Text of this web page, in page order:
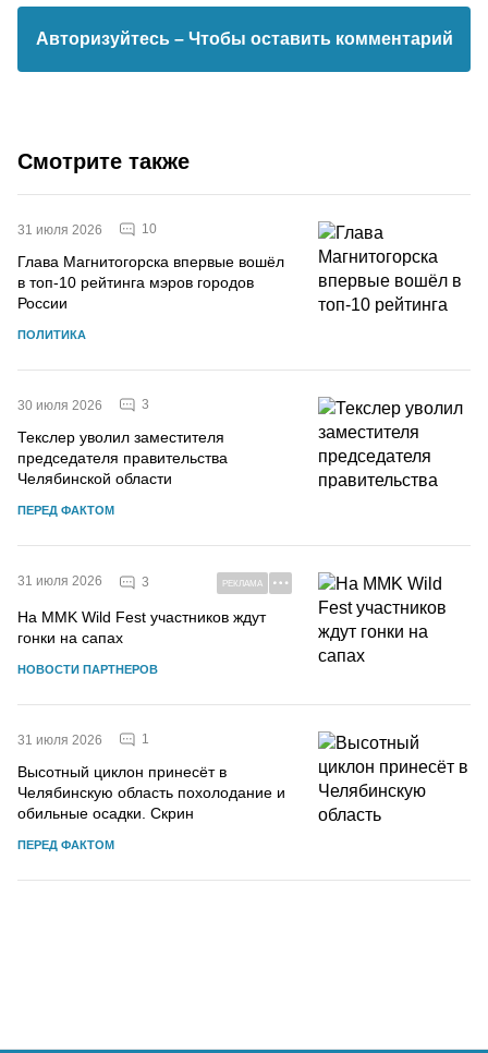
Авторизуйтесь – Чтобы оставить комментарий
Смотрите также
31 июля 2026 10
Глава Магнитогорска впервые вошёл
в топ-10 рейтинга мэров городов
России
ПОЛИТИКА
30 июля 2026 3
Текслер уволил заместителя
председателя правительства
Челябинской области
ПЕРЕД ФАКТОМ
31 июля 2026 3 РЕКЛАМА
На MMK Wild Fest участников ждут
гонки на сапах
НОВОСТИ ПАРТНЕРОВ
31 июля 2026 1
Высотный циклон принесёт в
Челябинскую область похолодание и
обильные осадки. Скрин
ПЕРЕД ФАКТОМ